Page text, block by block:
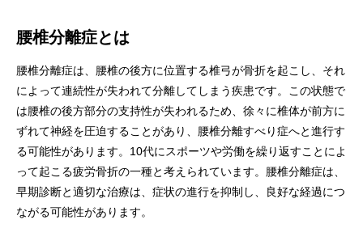
腰椎分離症とは
腰椎分離症は、腰椎の後方に位置する椎弓が骨折を起こし、それ
によって連続性が失われて分離してしまう疾患です。この状態で
は腰椎の後方部分の支持性が失われるため、徐々に椎体が前方に
ずれて神経を圧迫することがあり、腰椎分離すべり症へと進行す
る可能性があります。10代にスポーツや労働を繰り返すことによ
って起こる疲労骨折の一種と考えられています。腰椎分離症は、
早期診断と適切な治療は、症状の進行を抑制し、良好な経過につ
ながる可能性があります。